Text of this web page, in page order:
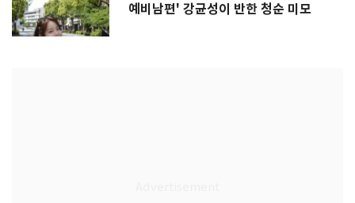
예비남편' 강균성이 반한 청순 미모